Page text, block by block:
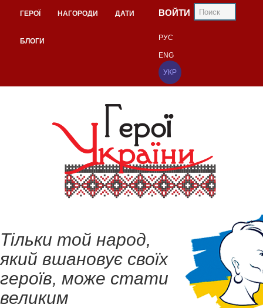
ГЕРОЇ НАГОРОДИ ДАТИ
БЛОГИ
ВОЙТИ
РУС
ENG
УКР
Тільки той народ,
який вшановує своїх
героїв, може стати
великим